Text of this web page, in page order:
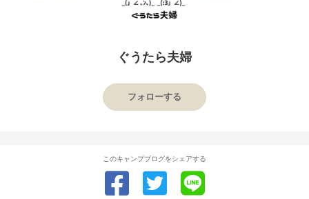
ぐうたら夫婦
フォローする
このキャンプブログをシェアする